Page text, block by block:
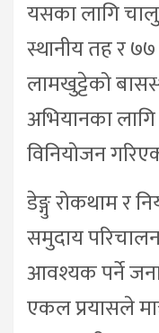
यसका लागि
स्थानीय तह र ७७
लामखुट्टेको
अभियानका
विनियोजन
डेङ्गु रोकथाम र
समुदाय
आवश्यक पर्ने
एकल प्रयासले